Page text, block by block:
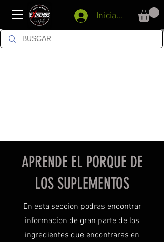
Iniciar sesión
APRENDE EL PORQUE DE
LOS SUPLEMENTOS
En esta seccion podras encontrar
informacion de gran parte de los
ingredientes que encontraras en